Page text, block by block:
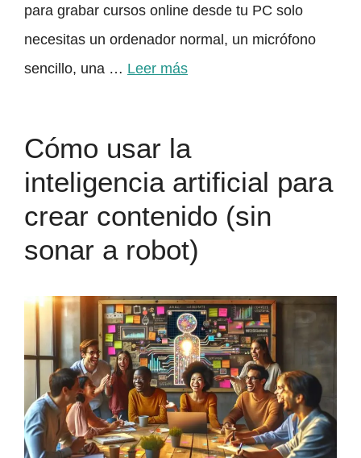
para grabar cursos online desde tu PC solo
necesitas un ordenador normal, un micrófono
sencillo, una … Leer más
Cómo usar la
inteligencia artificial para
crear contenido (sin
sonar a robot)